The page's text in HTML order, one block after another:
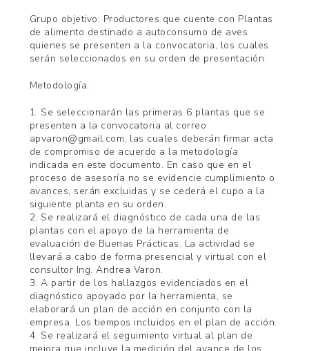
Grupo objetivo: Productores que cuente con Plantas
de alimento destinado a autoconsumo de aves
quienes se presenten a la convocatoria, los cuales
serán seleccionados en su orden de presentación.
Metodología.
1. Se seleccionarán las primeras 6 plantas que se
presenten a la convocatoria al correo
apvaron@gmail.com, las cuales deberán firmar acta
de compromiso de acuerdo a la metodología
indicada en este documento. En caso que en el
proceso de asesoría no se evidencie cumplimiento o
avances, serán excluidas y se cederá el cupo a la
siguiente planta en su orden.
2. Se realizará el diagnóstico de cada una de las
plantas con el apoyo de la herramienta de
evaluación de Buenas Prácticas. La actividad se
llevará a cabo de forma presencial y virtual con el
consultor Ing. Andrea Varon.
3. A partir de los hallazgos evidenciados en el
diagnóstico apoyado por la herramienta, se
elaborará un plan de acción en conjunto con la
empresa. Los tiempos incluidos en el plan de acción.
4. Se realizará el seguimiento virtual al plan de